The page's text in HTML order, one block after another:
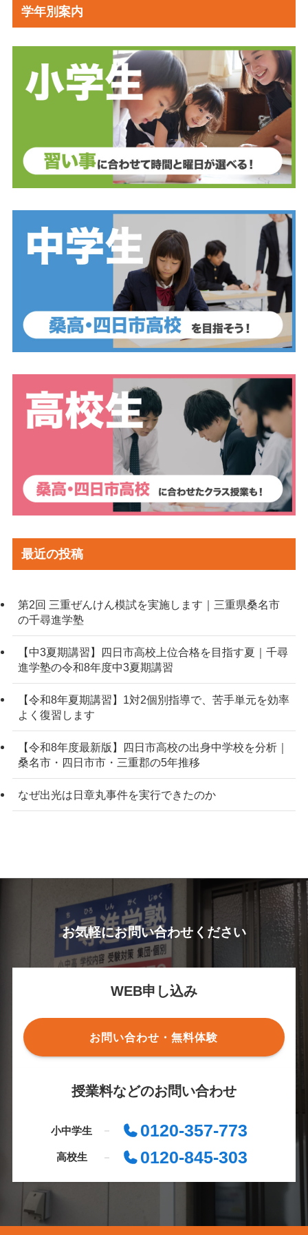
学年別案内
最近の投稿
第2回 三重ぜんけん模試を実施します｜三重県桑名市
の千尋進学塾
【中3夏期講習】四日市高校上位合格を目指す夏｜千尋
進学塾の令和8年度中3夏期講習
【令和8年夏期講習】1対2個別指導で、苦手単元を効率
よく復習します
【令和8年度最新版】四日市高校の出身中学校を分析｜
桑名市・四日市市・三重郡の5年推移
なぜ出光は日章丸事件を実行できたのか
お気軽にお問い合わせください
WEB申し込み
お問い合わせ・無料体験
授業料などのお問い合わせ
小中学生 0120-357-773
高校生 0120-845-303